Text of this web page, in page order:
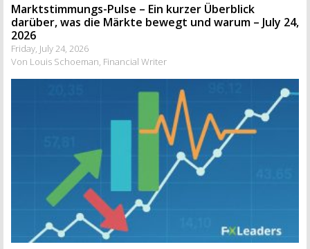
Marktstimmungs-Pulse – Ein kurzer Überblick
darüber, was die Märkte bewegt und warum – July 24,
2026
Friday, July 24, 2026
Von Louis Schoeman, Financial Writer